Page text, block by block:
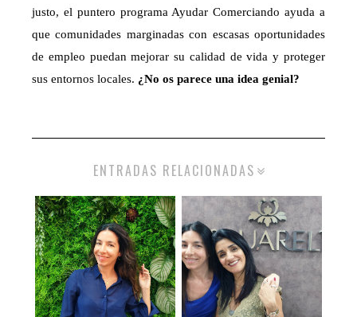
justo, el puntero programa Ayudar Comerciando ayuda a
que comunidades marginadas con escasas oportunidades
de empleo puedan mejorar su calidad de vida y proteger
sus entornos locales. ¿No os parece una idea genial?
ENTRADAS RELACIONADAS